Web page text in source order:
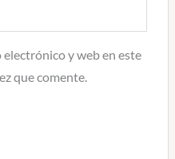
y web en este
que comente.